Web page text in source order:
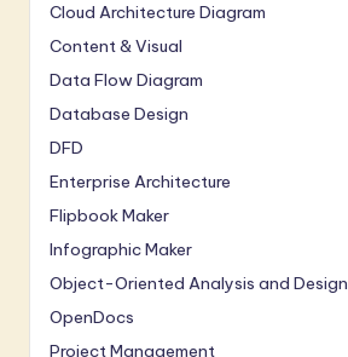
Cloud Architecture Diagram
Content & Visual
Data Flow Diagram
Database Design
DFD
Enterprise Architecture
Flipbook Maker
Infographic Maker
Object-Oriented Analysis and Design
OpenDocs
Project Management